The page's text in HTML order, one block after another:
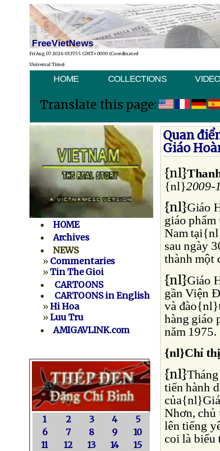
FreeVietNews
Fri Aug 07 2026 03:37:55 GMT+0000 (Coordinated
Universal Time)
HOME COLLECTIONS
Translate this page:
HOME
Archives
NEWS
» Commentaries
»Tin The Gioi
CARTOONS
CARTOONS in English
»Hi Hoa
»Luu Tru
AMIGAVLINK.com
1 2 3 4
5
6
7 8 9
10
11
12 13 14
15
Quan
Giáo
{nl}
{nl}2009-
{nl}Giáo
giáo
Nam
sau ngày
thành một
{nl}Giáo
gần Viện
và
hàng giáo
năm 1975.
{nl}Chỉ
{nl}
tiến hành
Nhơn,
lên tiếng
coi là biểu